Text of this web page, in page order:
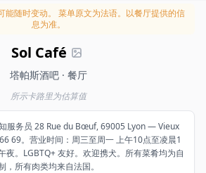
随时变动。
菜单原文为法语。以餐厅提供的信
息为准。
Sol Café
塔帕斯酒吧 · 餐厅
所示卡路里为估算值
服务员 28 Rue du Bœuf, 69005 Lyon — Vieux
69。营业时间：周三至周一 上午10点至凌晨1
夜。LGBTQ+ 友好。欢迎携犬。所有菜肴均为自
，所有肉类均来自法国。